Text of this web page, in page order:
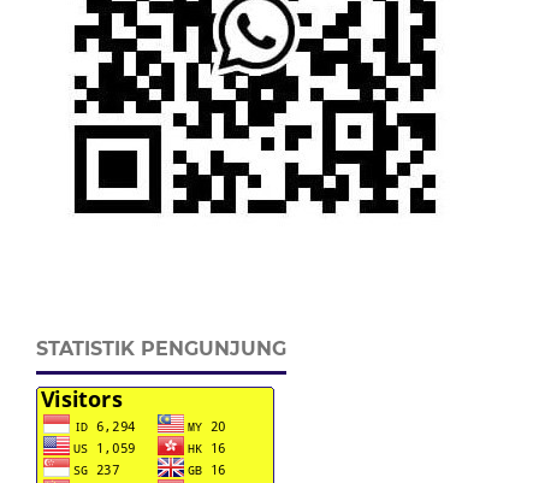
STATISTIK PENGUNJUNG